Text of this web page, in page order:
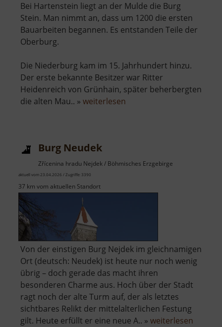
Bei Hartenstein liegt an der Mulde die Burg
Stein. Man nimmt an, dass um 1200 die ersten
Bauarbeiten begannen. Es entstanden Teile der
Oberburg.
Die Niederburg kam im 15. Jahrhundert hinzu.
Der erste bekannte Besitzer war Ritter
Heidenreich von Grünhain, später beherbergten
die alten Mau.. » weiterlesen
Burg Neudek
Zřícenina hradu Nejdek / Böhmisches Erzgebirge
aktuell vom 23.04.2026 / Zugriffe: 3390
37 km vom aktuellen Standort
Von der einstigen Burg Nejdek im gleichnamigen
Ort (deutsch: Neudek) ist heute nur noch wenig
übrig – doch gerade das macht ihren
besonderen Charme aus. Hoch über der Stadt
ragt noch der alte Turm auf, der als letztes
sichtbares Relikt der mittelalterlichen Festung
gilt. Heute erfüllt er eine neue A.. » weiterlesen